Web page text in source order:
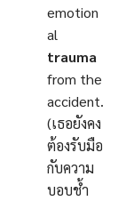
emotion
al
trauma
from the
accident.
(เธอยังคง
ต้องรับมือ
กับความ
บอบช้ำ